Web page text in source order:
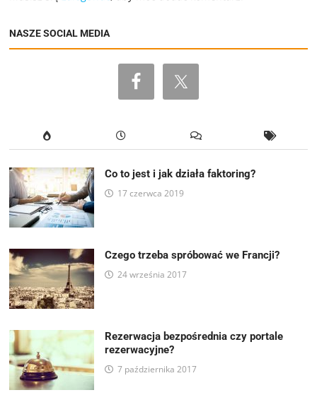
NASZE SOCIAL MEDIA
Co to jest i jak działa faktoring?
17 czerwca 2019
Czego trzeba spróbować we Francji?
24 września 2017
Rezerwacja bezpośrednia czy portale
rezerwacyjne?
7 października 2017